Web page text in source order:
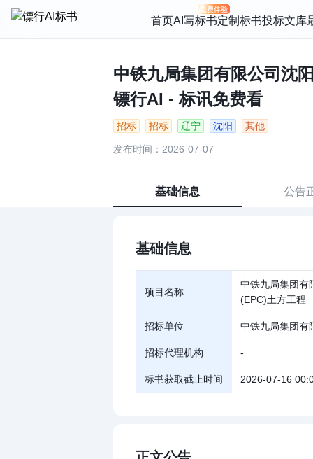
首页AI写标书定制标书投标文库
中铁九局集团有限公司沈
镖行AI - 标讯免费看
招标 招标 辽宁 沈阳 其他
发布时间：2026-07-07
基础信息 公告
基础信息
项目名称
中铁九局集团有
(EPC)土方工程
招标单位 中铁九局集团有
招标代理机构 -
标书获取截止时间 2026-07-16